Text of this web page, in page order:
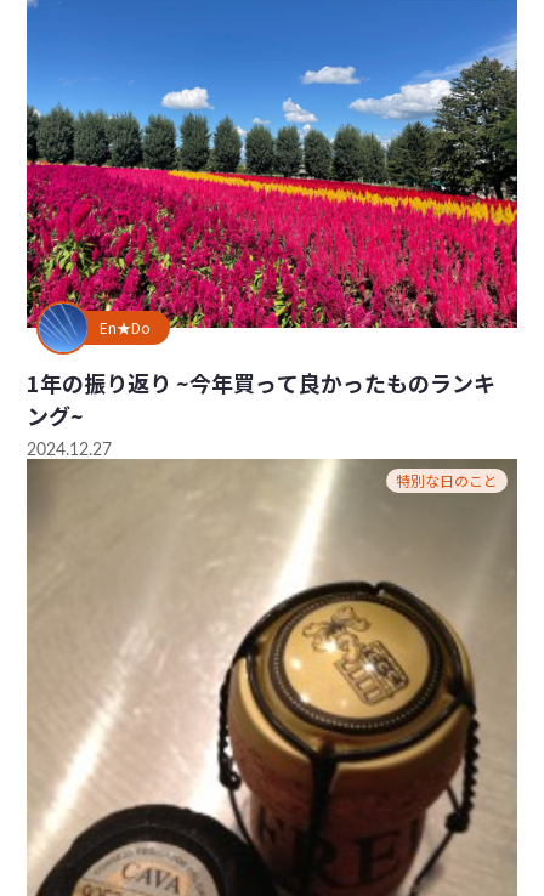
En★Do
1年の振り返り ~今年買って良かったものランキ
ング~
2024.12.27
特別な日のこと